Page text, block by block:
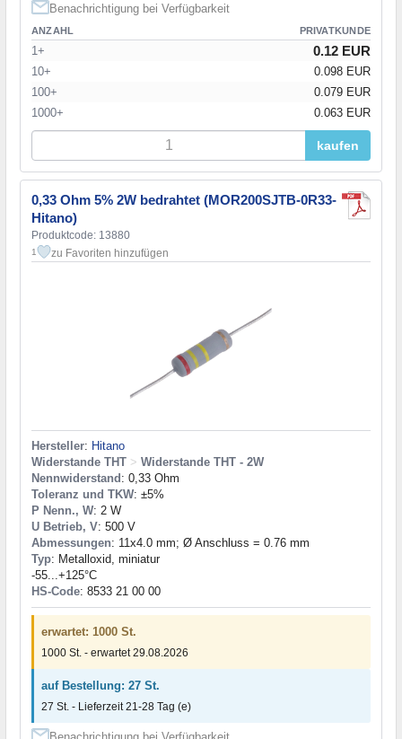
Benachrichtigung bei Verfügbarkeit
ANZAHL PRIVATKUNDE
1+ 0.12 EUR
10+
0.098 EUR
100+
0.079 EUR
1000+
0.063 EUR
kaufen
0,33 Ohm 5% 2W bedrahtet (MOR200SJTB-0R33-
Hitano)
Produktcode: 13880
1 zu Favoriten hinzufügen
Hersteller: Hitano
Widerstande THT > Widerstande THT - 2W
Nennwiderstand: 0,33 Ohm
Toleranz und TKW: ±5%
P Nenn., W: 2 W
U Betrieb, V: 500 V
Abmessungen: 11x4.0 mm; Ø Anschluss = 0.76 mm
Typ: Metalloxid, miniatur
-55...+125°C
HS-Code: 8533 21 00 00
erwartet: 1000 St.
1000 St. - erwartet 29.08.2026
auf Bestellung: 27 St.
27 St. - Lieferzeit 21-28 Tag (e)